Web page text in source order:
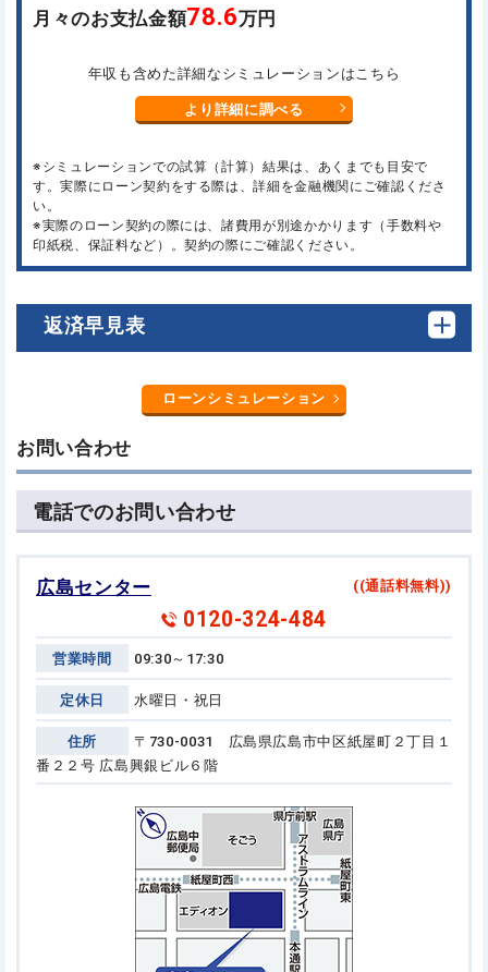
月々のお支払金額78.6万円
年収も含めた詳細なシミュレーションはこちら
より詳細に調べる
※シミュレーションでの試算（計算）結果は、あくまでも目安で
す。実際にローン契約をする際は、詳細を金融機関にご確認くださ
い。
※実際のローン契約の際には、諸費用が別途かかります（手数料や
印紙税、保証料など）。契約の際にご確認ください。
返済早見表
ローンシミュレーション
お問い合わせ
電話でのお問い合わせ
広島センター ((通話料無料))
0120-324-484
営業時間 09:30～17:30
定休日 水曜日・祝日
住所
〒730-0031 広島県広島市中区紙屋町２丁目１
番２２号 広島興銀ビル６階